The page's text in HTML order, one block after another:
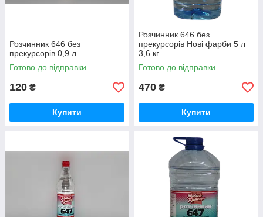
Розчинник 646 без
прекурсорів 0,9 л
Готово до відправки
120 ₴
Купити
Розчинник 646 без
прекурсорів Нові фарби 5 л
3,6 кг
Готово до відправки
470 ₴
Купити